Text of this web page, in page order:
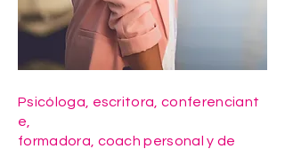
Psicóloga, escritora, conferenciant
e,
formadora, coach personal y de